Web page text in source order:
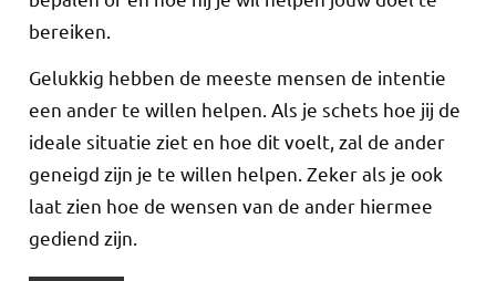
bereiken.
Gelukkig hebben de meeste mensen de intentie
een ander te willen helpen. Als je schets hoe jij de
ideale situatie ziet en hoe dit voelt, zal de ander
geneigd zijn je te willen helpen. Zeker als je ook
laat zien hoe de wensen van de ander hiermee
gediend zijn.